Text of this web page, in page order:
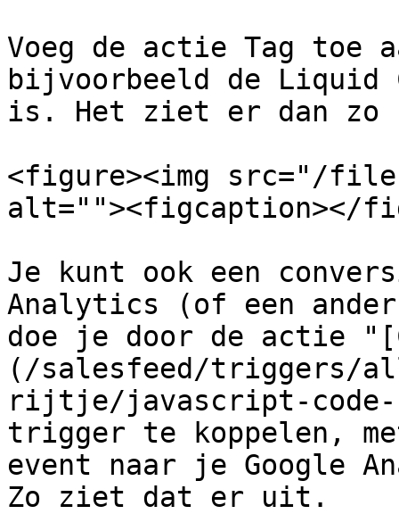
Voeg de actie Tag toe
bijvoorbeeld de Liquid
is. Het ziet er dan
<figure><img src="/files/
alt=""><figcaption></
Je kunt ook een
Analytics (of een
doe je door de actie
(/salesfeed/triggers/
rijtje/javascript-code-
trigger te koppelen,
event naar je Google
Zo ziet dat er uit.